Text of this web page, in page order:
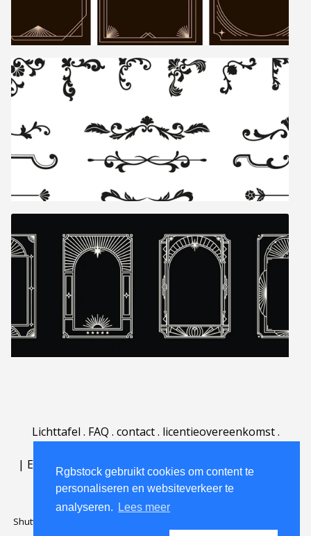
Rgbstock gebruikt cookies om content te
personaliseren en websiteverkeer te
analyseren.
Lees meer
Lichttafel . FAQ . contact. licentieovereenkomst.
| English | Deutsch Español | Português
Nederlands|
Shutterstock official partner of Rgbstock